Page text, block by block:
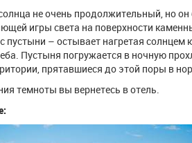
не очень продолжительный, но
игры света на поверхности
– остывает нагретая солнцем
Пустыня погружается в ночную
прятавшиеся до этой поры в
темноты вы вернетесь в отель.